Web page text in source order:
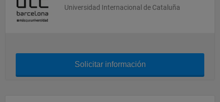
Universidad Internacional de Cataluña
Solicitar información